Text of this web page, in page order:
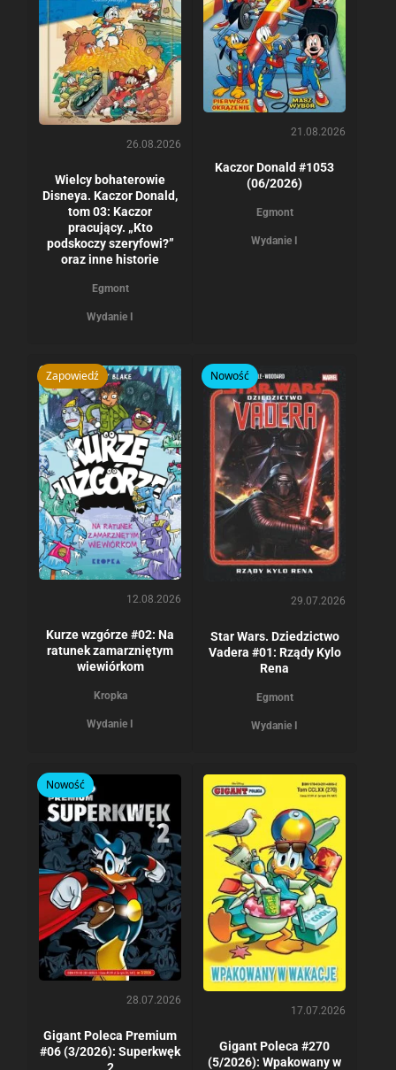
26.08.2026
Wielcy bohaterowie
Disneya. Kaczor Donald,
tom 03: Kaczor
pracujący. „Kto
podskoczy szeryfowi?”
oraz inne historie
Egmont
Wydanie I
21.08.2026
Kaczor Donald #1053
(06/2026)
Egmont
Wydanie I
Zapowiedź
12.08.2026
Kurze wzgórze #02: Na
ratunek zamarzniętym
wiewiórkom
Kropka
Wydanie I
Nowość
29.07.2026
Star Wars. Dziedzictwo
Vadera #01: Rządy Kylo
Rena
Egmont
Wydanie I
Nowość
28.07.2026
Gigant Poleca Premium
#06 (3/2026): Superkwęk
17.07.2026
Gigant Poleca #270
(5/2026): Wpakowany w